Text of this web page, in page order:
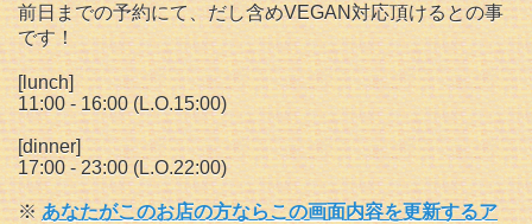
前日までの予約にて、だし含めVEGAN対応頂けるとの事
です！
[lunch]
11:00 - 16:00 (L.O.15:00)
[dinner]
17:00 - 23:00 (L.O.22:00)
※ あなたがこのお店の方ならこの画面内容を更新するア